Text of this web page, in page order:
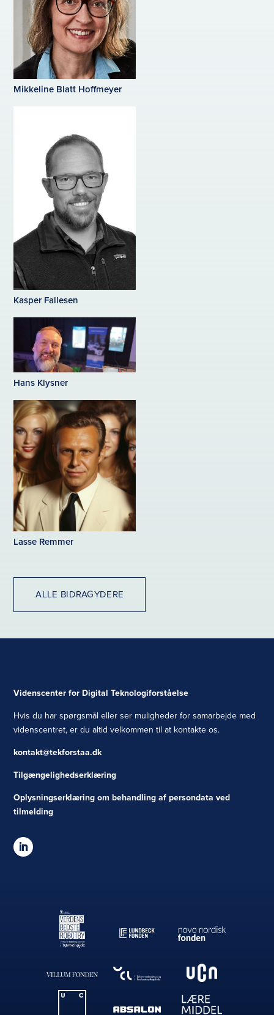
Mikkeline Blatt Hoffmeyer
Kasper Fallesen
Hans Klysner
Lasse Remmer
ALLE BIDRAGYDERE
Videnscenter for Digital Teknologiforståelse
Hvis du har spørgsmål eller ser muligheder for samarbejde med
videnscentret, er du altid velkommen til at kontakte os.
kontakt@tekforstaa.dk
Tilgængelighedserklæring
Oplysningserklæring om behandling af persondata ved
tilmelding